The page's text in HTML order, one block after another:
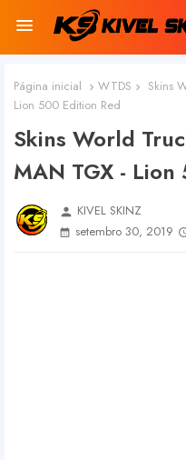
Página inicial WTDS
Skins
Lion 500 Edition Red
Skins World
MAN TGX -
person KIVEL SKINZ
setembro 30, 2019